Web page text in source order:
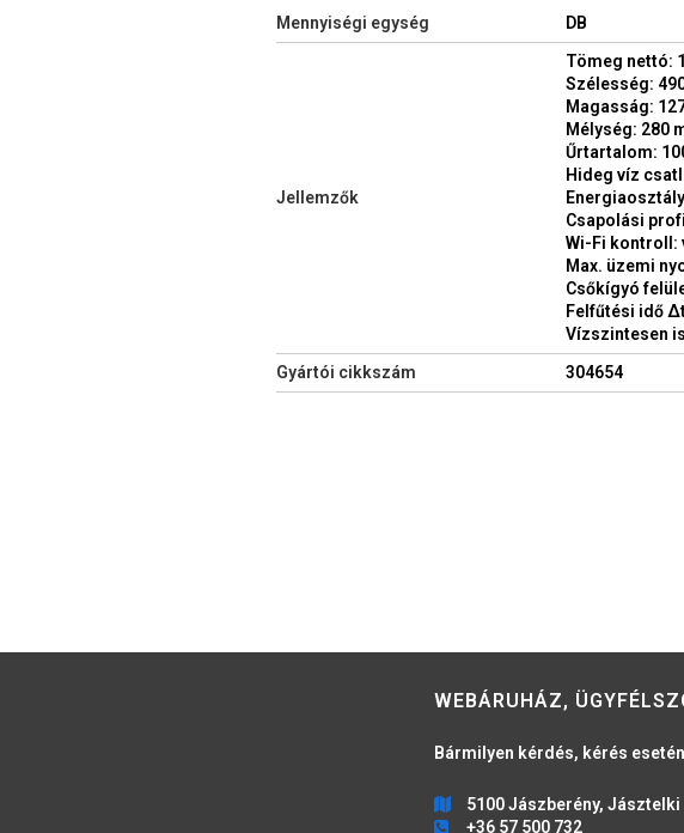
Mennyiségi egység DB
Jellemzők
Tömeg nettó:
Szélesség:
Magasság:
Mélység: 280
Űrtartalom:
Hideg víz
Csapolási
Wi-Fi kontroll:
Max. üzemi
Csőkígyó
Felfűtési idő
Vízszintesen
Gyártói cikkszám
304654
WEBÁRUHÁZ,
Bármilyen kérdés, kérés
5100 Jászberény, Jásztelki
+36 57 500 732